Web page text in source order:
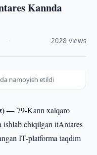
Kannda
2028 views
namoyish etildi
—79-Kann xalqaro
ishlab chiqilgan itAntares
IT-platforma taqdim